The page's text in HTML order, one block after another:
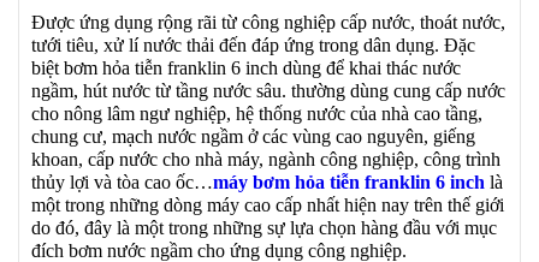
Được ứng dụng rộng rãi từ công nghiệp cấp nước, thoát nước,
tưới tiêu, xử lí nước thải đến đáp ứng trong dân dụng. Đặc
biệt bơm hỏa tiễn franklin 6 inch dùng để khai thác nước
ngầm, hút nước từ tầng nước sâu. thường dùng cung cấp nước
cho nông lâm ngư nghiệp, hệ thống nước của nhà cao tầng,
chung cư, mạch nước ngầm ở các vùng cao nguyên, giếng
khoan, cấp nước cho nhà máy, ngành công nghiệp, công trình
thủy lợi và tòa cao ốc…máy bơm hỏa tiễn franklin 6 inch là
một trong những dòng máy cao cấp nhất hiện nay trên thế giới
do đó, đây là một trong những sự lựa chọn hàng đầu với mục
đích bơm nước ngầm cho ứng dụng công nghiệp.